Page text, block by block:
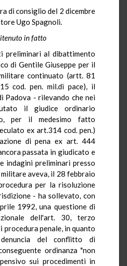
di consiglio del 2 dicembre
Ugo Spagnoli.
in fatto
preliminari al dibattimento
di Gentile Giuseppe per il
continuato (artt. 81
cod. pen. mil.di pace), il
Padova - rilevando che nei
il giudice ordinario
per il medesimo fatto
ex art.314 cod. pen.)
di pena ex art. 444
passata in giudicato e
indagini preliminari presso
aveva, il 28 febbraio
per la risoluzione
- ha sollevato, con
1992, una questione di
dell'art. 30, terzo
procedura penale, in quanto
del conflitto di
ordinanza "non
sui procedimenti in